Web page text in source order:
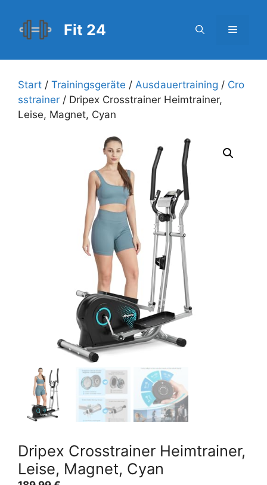
Inhalt
springen
Fit 24 Menü
Start / Trainingsgeräte / Ausdauertraining / Cro
sstrainer / Dripex Crosstrainer Heimtrainer,
Leise, Magnet, Cyan
Dripex Crosstrainer Heimtrainer,
Leise, Magnet, Cyan